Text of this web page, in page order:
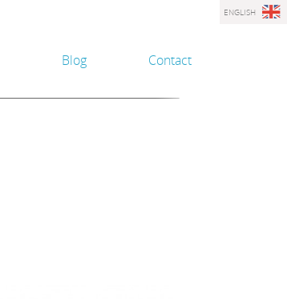
ENGLISH
Contact
Blog